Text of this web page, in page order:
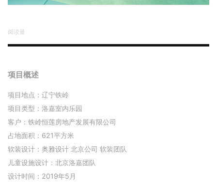
阅读量
项目概述
项目地点：辽宁铁岭
项目类型：洛嘉室内乐园
客户：铁岭恒莲房地产发展有限公司
占地面积：621平方米
软装设计：奥雅设计 北京公司 软装团队
儿童设施设计：北京洛嘉团队
设计时间：2019年5月